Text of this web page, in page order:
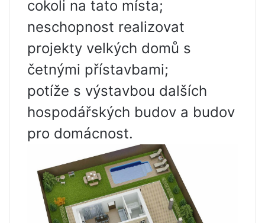
cokoli na tato místa;
neschopnost realizovat
projekty velkých domů s
četnými přístavbami;
potíže s výstavbou dalších
hospodářských budov a budov
pro domácnost.